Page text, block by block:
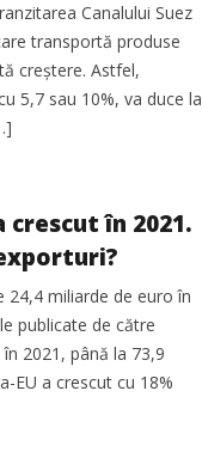
Canalului Suez
transportă produse
creștere. Astfel,
5,7 sau 10%, va duce la
în 2021.
miliarde de euro în
publicate de către
2021, până la 73,9
EU a crescut cu 18%